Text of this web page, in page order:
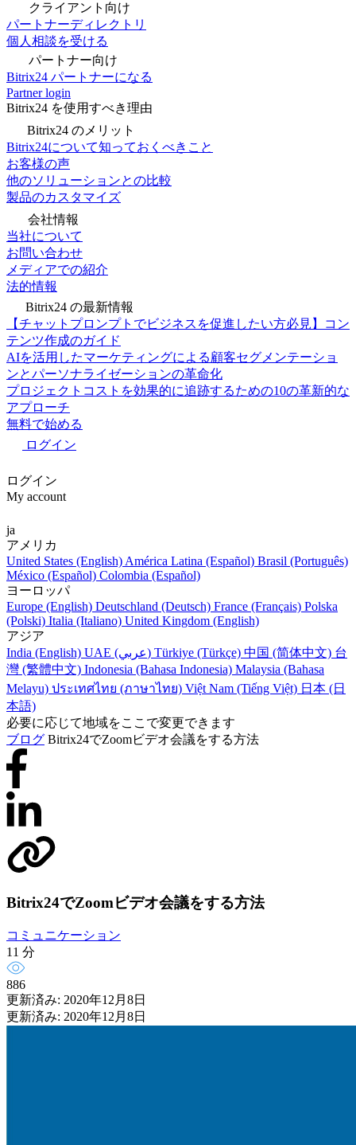
クライアント向け
パートナーディレクトリ
個人相談を受ける
パートナー向け
Bitrix24 パートナーになる
Partner login
Bitrix24 を使用すべき理由
Bitrix24 のメリット
Bitrix24について知っておくべきこと
お客様の声
他のソリューションとの比較
製品のカスタマイズ
会社情報
当社について
お問い合わせ
メディアでの紹介
法的情報
Bitrix24 の最新情報
【チャットプロンプトでビジネスを促進したい方必見】コン
テンツ作成のガイド
AIを活用したマーケティングによる顧客セグメンテーショ
ンとパーソナライゼーションの革命化
プロジェクトコストを効果的に追跡するための10の革新的な
アプローチ
無料で始める
ログイン
ログイン
My account
ja
アメリカ
United States (English) América Latina (Español) Brasil (Português)
México (Español) Colombia (Español)
ヨーロッパ
Europe (English) Deutschland (Deutsch) France (Français) Polska
(Polski) Italia (Italiano) United Kingdom (English)
アジア
India (English)
UAE (عربي) Türkiye (Türkçe) 中国 (简体中文) 台
灣 (繁體中文) Indonesia (Bahasa Indonesia) Malaysia (Bahasa
Melayu) ประเทศไทย (ภาษาไทย) Việt Nam (Tiếng Việt) 日本 (日
本語)
必要に応じて地域をここで変更できます
ブログ Bitrix24でZoomビデオ会議をする方法
Bitrix24でZoomビデオ会議をする方法
コミュニケーション
11 分
886
更新済み: 2020年12月8日
更新済み: 2020年12月8日